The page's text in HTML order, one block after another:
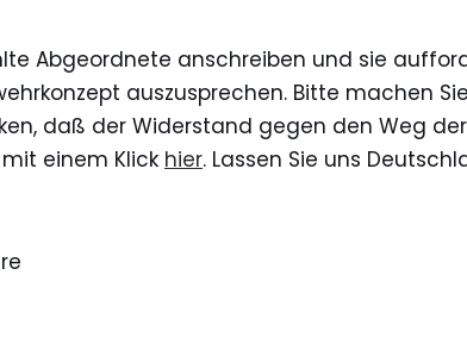
Abgeordnete anschreiben und sie
auszusprechen. Bitte machen Sie
daß der Widerstand gegen den Weg der
einem Klick hier. Lassen Sie uns